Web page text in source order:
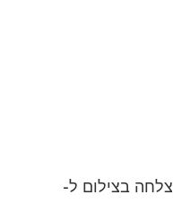
בצילום ל-